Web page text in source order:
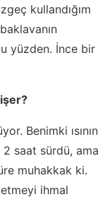
kullandığım
yüzden. İnce bir
Benimki ısının
2 saat sürdü, ama
muhakkak ki.
ihmal